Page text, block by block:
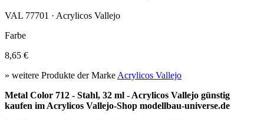
VAL 77701 · Acrylicos Vallejo
Farbe
8,65 €
» weitere Produkte der Marke Acrylicos Vallejo
Metal Color 712 - Stahl, 32 ml - Acrylicos Vallejo günstig
kaufen im Acrylicos Vallejo-Shop modellbau-universe.de